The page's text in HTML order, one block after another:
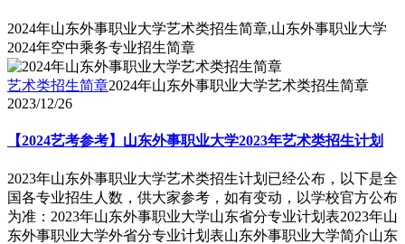
2024年山东外事职业大学艺术类招生简章,山东外事职业大学
2024年空中乘务专业招生简章
艺术类招生简章2024年山东外事职业大学艺术类招生简章
2023/12/26
【2024艺考参考】山东外事职业大学2023年艺术类招生计划
2023年山东外事职业大学艺术类招生计划已经公布，以下是全
国各专业招生人数，供大家参考，如有变动，以学校官方公布
为准：2023年山东外事职业大学山东省分专业计划表2023年山
东外事职业大学外省分专业计划表山东外事职业大学简介山东